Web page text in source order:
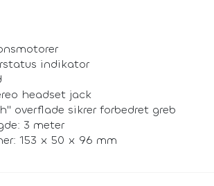
indikator
headset jack
overflade sikrer forbedret greb
3 meter
153 x 50 x 96 mm